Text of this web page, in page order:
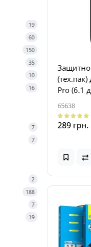
19
60
150
35
10
16
7
7
2
188
7
19
Pro (6.1
65638
289 грн.